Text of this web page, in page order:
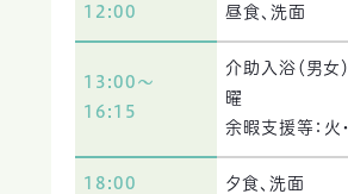
12:00 昼食、洗面
13:00～
16:15
介助入浴（男女）
曜
余暇支援等：火
18:00 夕食、洗面